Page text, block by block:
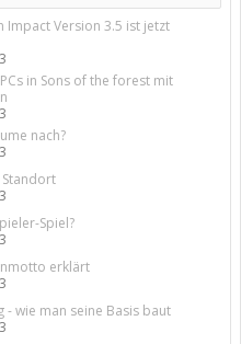
Impact Version 3.5 ist jetzt
in Sons of the forest mit
nach?
Spiel?
erklärt
- wie man seine Basis baut